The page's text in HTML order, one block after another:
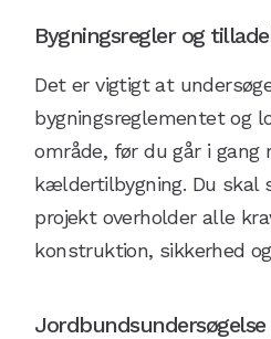
Bygningsregler og
Det er vigtigt at
bygningsreglementet og
område, før du går i gang
kældertilbygning. Du skal
projekt overholder alle
konstruktion, sikkerhed